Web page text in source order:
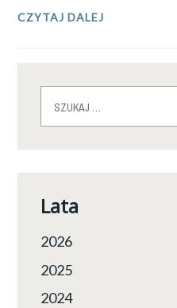
CZYTAJ DALEJ
ZACHODNIE
Lata
2026
2025
2024